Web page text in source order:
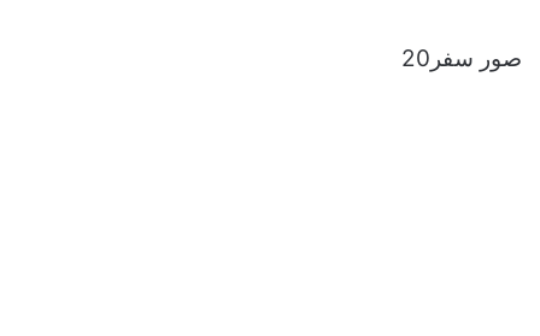
صور سفر20